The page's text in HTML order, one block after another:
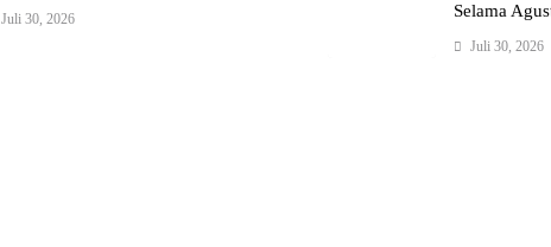
Juli 30, 2026
Selama
Juli 30, 2026